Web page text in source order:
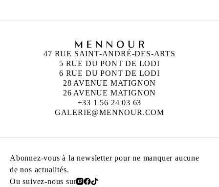
47 RUE SAINT-ANDRÉ-DES-ARTS
5 RUE DU PONT DE LODI
6 RUE DU PONT DE LODI
28 AVENUE MATIGNON
26 AVENUE MATIGNON
+33 1 56 24 03 63
GALERIE@MENNOUR.COM
Abonnez-vous à la newsletter pour ne manquer aucune
de nos actualités.
Ou suivez-nous sur